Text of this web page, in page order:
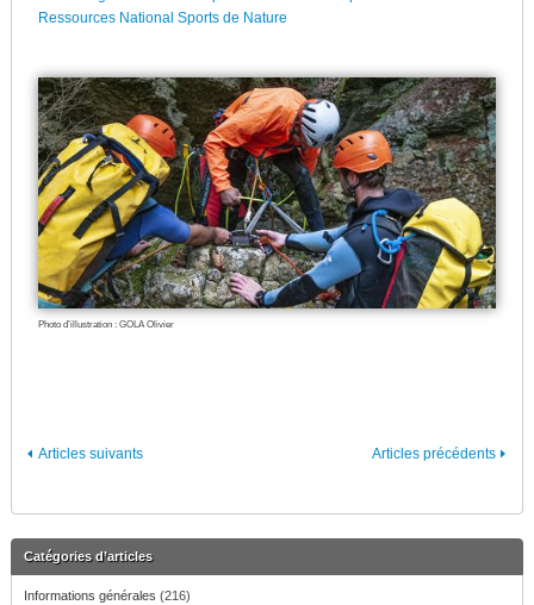
Ressources National Sports de Nature
Photo d’illustration : GOLA Olivier
Articles suivants Articles précédents
Catégories d’articles
Informations générales (216)